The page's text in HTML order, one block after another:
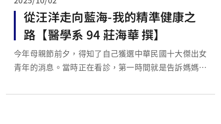
從汪洋走向藍海-我的精準健康之
路【醫學系 94 莊海華 撰】
今年母親節前夕，得知了自己獲選中華民國十大傑出女
青年的消息。當時正在看診，第一時間就是告訴媽媽！
想自己最初如何認識健康促進、如何認定它為一生志